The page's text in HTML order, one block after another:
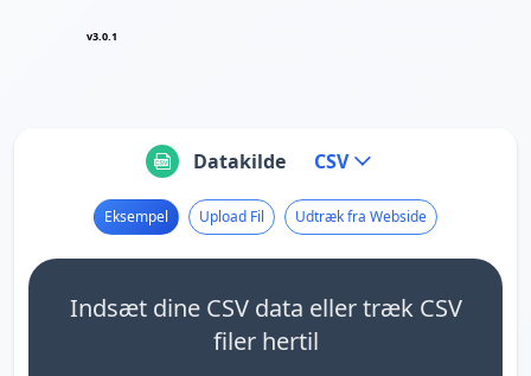
v3.0.1
Datakilde CSV
Eksempel Upload Fil Udtræk fra Webside
Indsæt dine CSV data eller træk CSV
filer hertil